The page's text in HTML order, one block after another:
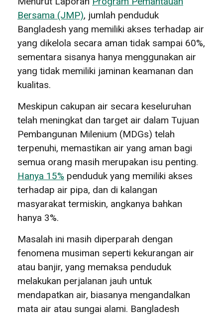
Bersama (JMP), jumlah penduduk
Bangladesh yang memiliki akses terhadap air
yang dikelola secara aman tidak sampai 60%,
sementara sisanya hanya menggunakan air
yang tidak memiliki jaminan keamanan dan
kualitas.
Meskipun cakupan air secara keseluruhan
telah meningkat dan target air dalam Tujuan
Pembangunan Milenium (MDGs) telah
terpenuhi, memastikan air yang aman bagi
semua orang masih merupakan isu penting.
Hanya 15% penduduk yang memiliki akses
terhadap air pipa, dan di kalangan
masyarakat termiskin, angkanya bahkan
hanya 3%.
Masalah ini masih diperparah dengan
fenomena musiman seperti kekurangan air
atau banjir, yang memaksa penduduk
melakukan perjalanan jauh untuk
mendapatkan air, biasanya mengandalkan
mata air atau sungai alami. Bangladesh